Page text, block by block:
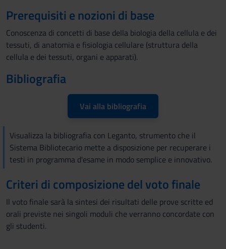
Prerequisiti e nozioni di base
Conoscenza di concetti di base della biologia della cellula e dei
tessuti, di anatomia e fisiologia cellulare (struttura della
cellula e dei tessuti, organi e apparati).
Bibliografia
Vai alla bibliografia
Visualizza la bibliografia con Leganto, strumento che il
Sistema Bibliotecario mette a disposizione per recuperare i
testi in programma d'esame in modo semplice e innovativo.
Criteri di composizione del voto finale
Il voto finale sarà la sintesi dei risultati delle prove scritte ed
orali previste nei singoli moduli che verranno concordate con
gli studenti.